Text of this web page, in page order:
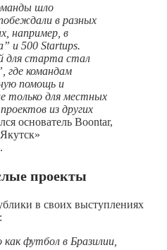
шло
в разных
например, в
и 500 Startups.
для старта стал
где командам
помощь и
только для местных
из других
основатель Boontar,
.
проекты
в своих выступлениях
футбол в Бразилии,